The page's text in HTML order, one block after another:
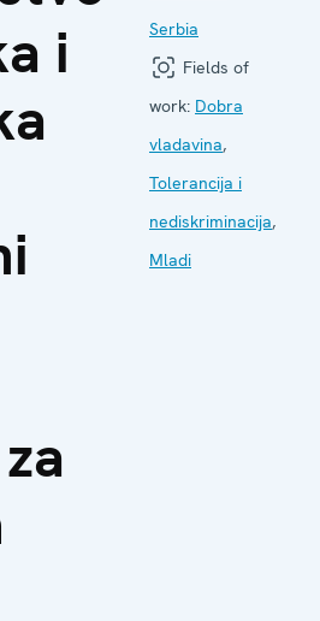
i
Serbia
Fields of
work: Dobra
vladavina,
Tolerancija i
nediskriminacija,
Mladi